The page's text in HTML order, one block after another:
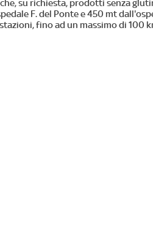
su richiesta, prodotti senza
F. del Ponte e 450 mt
fino ad un massimo di 100